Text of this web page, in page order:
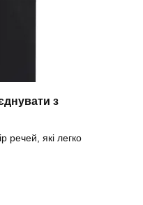
з
речей, які легко